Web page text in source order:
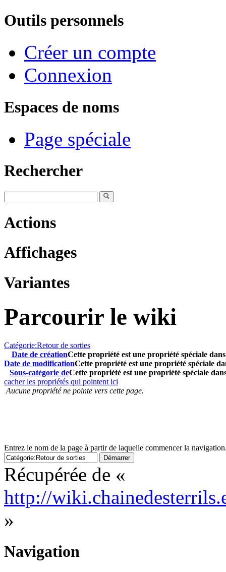
Outils personnels
Créer un compte
Connexion
Espaces de noms
Page spéciale
Rechercher
Actions
Affichages
Variantes
Parcourir le wiki
Catégorie:Retour de sorties
Date de créationCette propriété est une propriété spéciale
Date de modificationCette propriété est une propriété spéciale
Sous-catégorie deCette propriété est une propriété spéciale
cacher les propriétés qui pointent ici
Aucune propriété ne pointe vers cette page.
Entrez le nom de la page à partir de laquelle commencer la
Récupérée de «
http://
»
Navigation